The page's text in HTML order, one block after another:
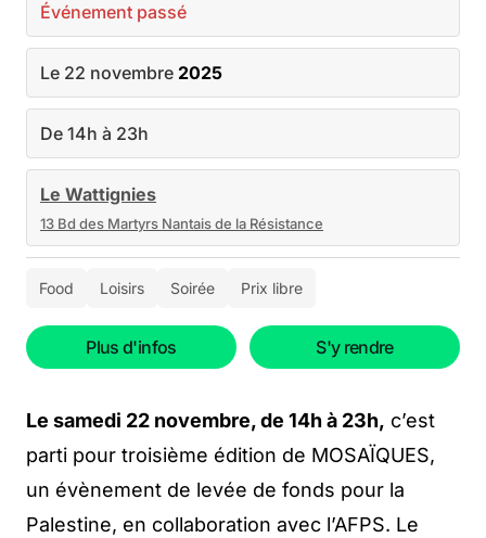
Événement passé
Le 22 novembre 2025
De 14h à 23h
Le Wattignies
13 Bd des Martyrs Nantais de la Résistance
Food Loisirs Soirée Prix libre
Plus d'infos S'y rendre
Le samedi 22 novembre, de 14h à 23h, c’est
parti pour troisième édition de MOSAÏQUES,
un évènement de levée de fonds pour la
Palestine, en collaboration avec l’AFPS. Le